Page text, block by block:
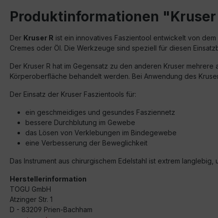
Produktinformationen "Kruser
Der Kruser R ist ein innovatives Faszientool entwickelt von
Cremes oder Öl. Die Werkzeuge sind speziell für diesen
Der Kruser R hat im Gegensatz zu den anderen Kruser
Körperoberfläche behandelt werden. Bei Anwendung des
Der Einsatz der Kruser Faszientools für:
ein geschmeidiges und gesundes Fasziennetz
bessere Durchblutung im Gewebe
das Lösen von Verklebungen im Bindegewebe
eine Verbesserung der Beweglichkeit
Das Instrument aus chirurgischem Edelstahl ist extrem langlebig,
Herstellerinformation
TOGU GmbH
Atzinger Str. 1
D - 83209 Prien-Bachham